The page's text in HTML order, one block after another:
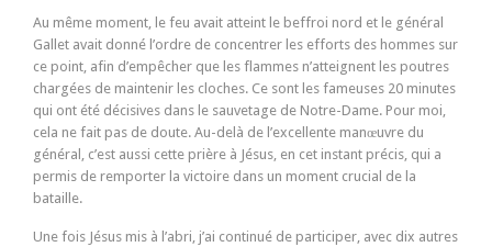
Au même moment, le feu avait atteint le beffroi nord et le général
Gallet avait donné l’ordre de concentrer les efforts des hommes sur
ce point, afin d’empêcher que les flammes n’atteignent les poutres
chargées de maintenir les cloches. Ce sont les fameuses 20 minutes
qui ont été décisives dans le sauvetage de Notre-Dame. Pour moi,
cela ne fait pas de doute. Au-delà de l’excellente manœuvre du
général, c’est aussi cette prière à Jésus, en cet instant précis, qui a
permis de remporter la victoire dans un moment crucial de la
bataille.
Une fois Jésus mis à l’abri, j’ai continué de participer, avec dix autres